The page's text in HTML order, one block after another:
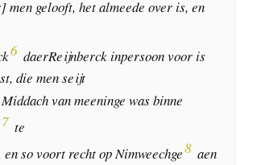
men gelooft, het almeede over is, en
6 daerReijnberck inpersoon voor is
die men seijt
van meeninge was binne
7 te
en so voort recht op Nimweechge8 aen